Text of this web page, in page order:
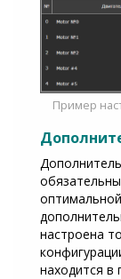
Пример
настроена
находится в